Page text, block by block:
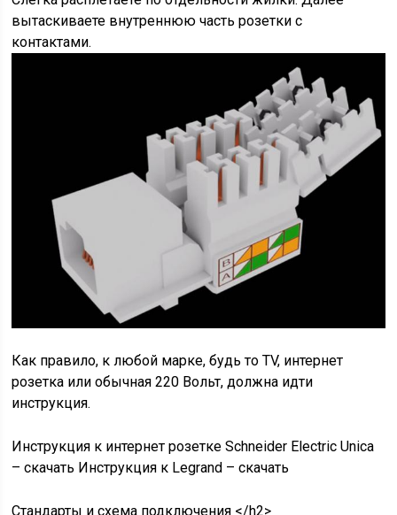
вытаскиваете внутреннюю часть розетки с
контактами.
Как правило, к любой марке, будь то TV, интернет
розетка или обычная 220 Вольт, должна идти
инструкция.
Инструкция к интернет розетке Schneider Electric Unica
– скачать Инструкция к Legrand – скачать
Стандарты и схема подключения </h2>